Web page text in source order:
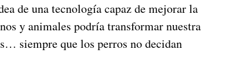
de una tecnología capaz de mejorar la
y animales podría transformar nuestra
siempre que los perros no decidan